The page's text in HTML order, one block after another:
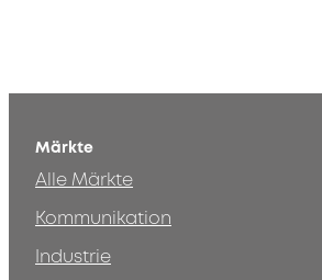
Märkte
Alle Märkte
Kommunikation
Industrie